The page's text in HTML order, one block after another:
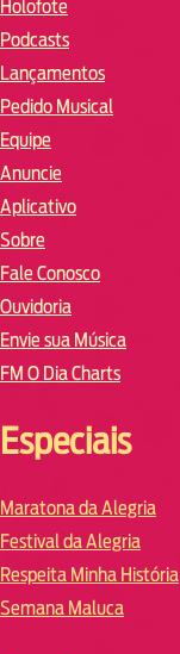
Holofote
Podcasts
Lançamentos
Pedido Musical
Equipe
Anuncie
Aplicativo
Sobre
Fale Conosco
Ouvidoria
Envie sua Música
FM O Dia Charts
Especiais
Maratona da Alegria
Festival da Alegria
Respeita Minha História
Semana Maluca